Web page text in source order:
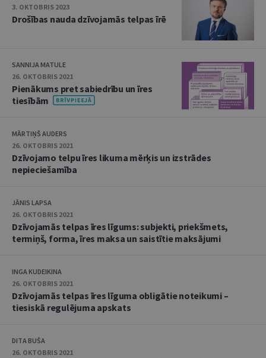
3. OKTOBRIS 2023
Drošības nauda dzīvojamās telpas īrē
SANNIJA MATULE
26. OKTOBRIS 2021
Pienākums pret sabiedrību un īres
tiesībām
MĀRTIŅŠ AUDERS
26. OKTOBRIS 2021
Dzīvojamo telpu īres likuma mērķis un izstrādes
nepieciešamība
JĀNIS LAPSA
26. OKTOBRIS 2021
Dzīvojamās telpas īres līgums: subjekti, priekšmets,
termiņš, forma, īres maksa un saistītie maksājumi
INGA KUDEIKINA
26. OKTOBRIS 2021
Dzīvojamās telpas īres līguma obligātie noteikumi –
tiesiskā regulējuma apskats
DITA BUŠA
26. OKTOBRIS 2021